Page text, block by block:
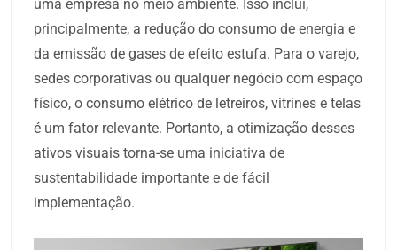
uma empresa no meio ambiente. Isso inclui,
principalmente, a redução do consumo de energia e
da emissão de gases de efeito estufa. Para o varejo,
sedes corporativas ou qualquer negócio com espaço
físico, o consumo elétrico de letreiros, vitrines e telas
é um fator relevante. Portanto, a otimização desses
ativos visuais torna-se uma iniciativa de
sustentabilidade importante e de fácil
implementação.